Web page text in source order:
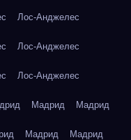
Лос-Анджелес
Лос-Анджелес
Лос-Анджелес
Мадрид Мадрид
Мадрид Мадрид